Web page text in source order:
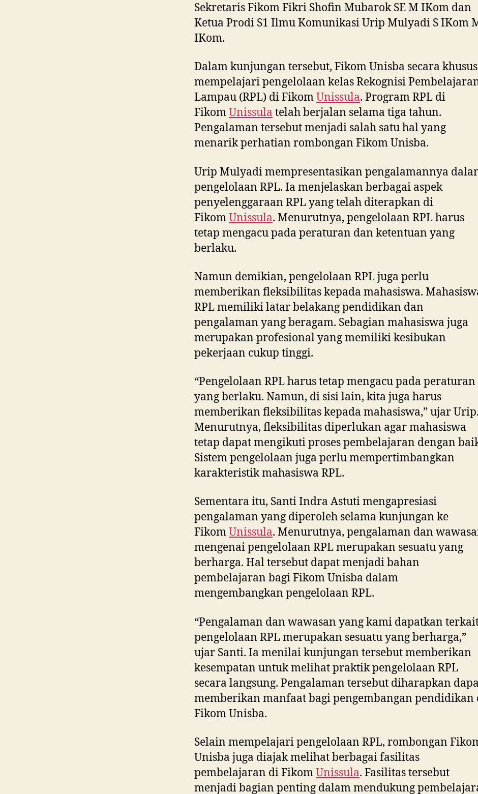
Sekretaris Fikom Fikri Shofin Mubarok SE M IKom dan
Ketua Prodi S1 Ilmu Komunikasi Urip Mulyadi S IKom
IKom.
Dalam kunjungan tersebut, Fikom Unisba secara khusus
mempelajari pengelolaan kelas Rekognisi
Lampau (RPL) di FikomUnissula. Program RPL di
FikomUnissula telah berjalan selama tiga tahun.
Pengalaman tersebut menjadi salah satu hal yang
menarik perhatian rombongan Fikom Unisba.
Urip Mulyadi mempresentasikan pengalamannya
pengelolaan RPL. Ia menjelaskan berbagai aspek
penyelenggaraan RPL yang telah diterapkan di
FikomUnissula. Menurutnya, pengelolaan RPL harus
tetap mengacu pada peraturan dan ketentuan yang
berlaku.
Namun demikian, pengelolaan RPL juga perlu
memberikan fleksibilitas kepada mahasiswa.
RPL memiliki latar belakang pendidikan dan
pengalaman yang beragam. Sebagian mahasiswa juga
merupakan profesional yang memiliki kesibukan
pekerjaan cukup tinggi.
“Pengelolaan RPL harus tetap mengacu pada peraturan
yang berlaku. Namun, di sisi lain, kita juga harus
memberikan fleksibilitas kepada mahasiswa,” ujar Urip.
Menurutnya, fleksibilitas diperlukan agar mahasiswa
tetap dapat mengikuti proses pembelajaran dengan
Sistem pengelolaan juga perlu mempertimbangkan
karakteristik mahasiswa RPL.
Sementara itu, Santi Indra Astuti mengapresiasi
pengalaman yang diperoleh selama kunjungan ke
FikomUnissula. Menurutnya, pengalaman dan
mengenai pengelolaan RPL merupakan sesuatu yang
berharga. Hal tersebut dapat menjadi bahan
pembelajaran bagi Fikom Unisba dalam
mengembangkan pengelolaan RPL.
“Pengalaman dan wawasan yang kami dapatkan
pengelolaan RPL merupakan sesuatu yang berharga,”
ujar Santi. Ia menilai kunjungan tersebut memberikan
kesempatan untuk melihat praktik pengelolaan RPL
secara langsung. Pengalaman tersebut diharapkan
memberikan manfaat bagi pengembangan pendidikan
Fikom Unisba.
Selain mempelajari pengelolaan RPL, rombongan
Unisba juga diajak melihat berbagai fasilitas
pembelajaran di FikomUnissula. Fasilitas tersebut
menjadi bagian penting dalam mendukung